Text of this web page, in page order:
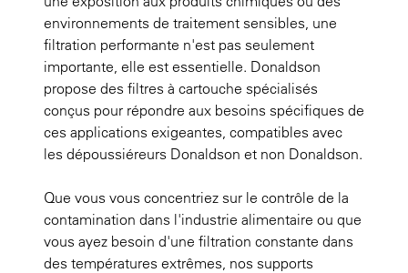
environnements de traitement sensibles, une
filtration performante n'est pas seulement
importante, elle est essentielle. Donaldson
propose des filtres à cartouche spécialisés
conçus pour répondre aux besoins spécifiques de
ces applications exigeantes, compatibles avec
les dépoussiéreurs Donaldson et non Donaldson.
Que vous vous concentriez sur le contrôle de la
contamination dans l'industrie alimentaire ou que
vous ayez besoin d'une filtration constante dans
des températures extrêmes, nos supports